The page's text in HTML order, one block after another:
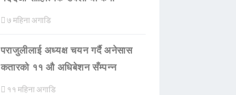
७ महिना अगाडि
पराजुलीलाई अध्यक्ष चयन गर्दै अनेसास
कतारको ११ औ अधिबेशन सँम्पन्न
११ महिना अगाडि